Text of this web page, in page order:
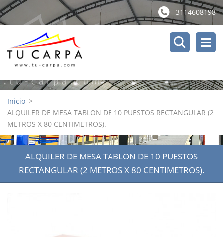
3114608198
Inicio >
ALQUILER DE MESA TABLON DE 10 PUESTOS RECTANGULAR (2
METROS X 80 CENTIMETROS).
ALQUILER DE MESA TABLON DE 10 PUESTOS
RECTANGULAR (2 METROS X 80 CENTIMETROS).